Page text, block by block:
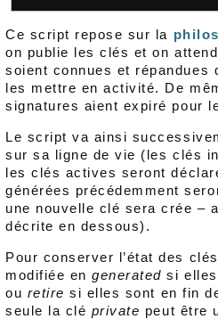
Ce script repose sur la
on publie les clés et on
soient connues et répandues
les mettre en activité. De
signatures aient expiré pour
Le script va ainsi
sur sa ligne de vie (les clés
les clés actives seront
générées précédemment
une nouvelle clé sera crée –
décrite en dessous).
Pour conserver l’état des
modifiée engenerated si elles
ou retire si elles sont en fin
seule la clé private peut être